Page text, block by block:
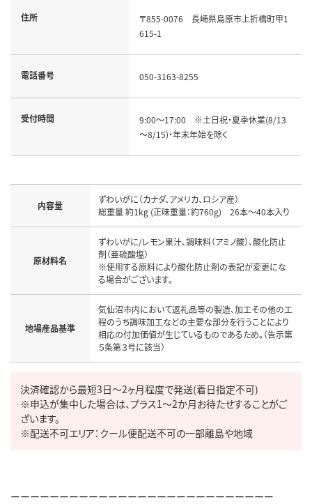
住所
〒855-0076　長崎県島原市上折橋町甲1
615-1
電話番号 050-3163-8255
受付時間
9:00～17:00　※土日祝・夏季休業(8/13
～8/15)・年末年始を除く
内容量
ずわいがに（カナダ、アメリカ、ロシア産）
原材料名
ずわいがに/レモン果汁、調味料（アミノ酸）、酸化防止
剤（亜硫酸塩）
※使用する原料により酸化防止剤の表記が変更にな
地場産品基準
気仙沼市内において返礼品等の製造、加工その他の工
程のうち調味加工などの主要な部分を行うことにより
相応の付加価値が生じているものであるため。（告示第
決済確認から最短3日～2ヶ月程度で発送(着日指定不可)
※申込が集中した場合は、プラス1～2か月お待たせすることがご
ざいます。
※配送不可エリア：クール便配送不可の一部離島や地域
ーーーーーーーーーーーーーーーーーーーーーーーーーーー